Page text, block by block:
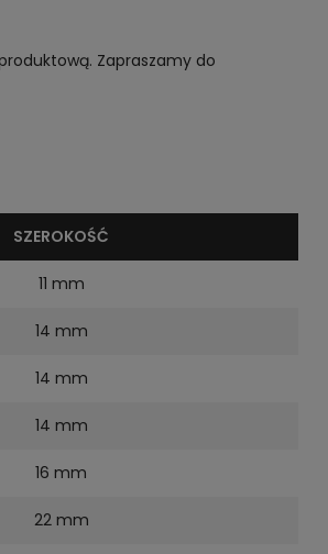
Zapraszamy do
SZEROKOŚĆ
11 mm
14 mm
14 mm
14 mm
16 mm
22 mm